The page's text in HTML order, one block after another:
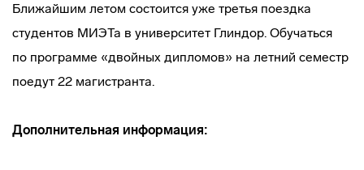
Ближайшим летом состоится уже третья поездка
студентов МИЭТа в университет Глиндор. Обучаться
по программе «двойных дипломов» на летний семестр
поедут 22 магистранта.
Дополнительная информация: